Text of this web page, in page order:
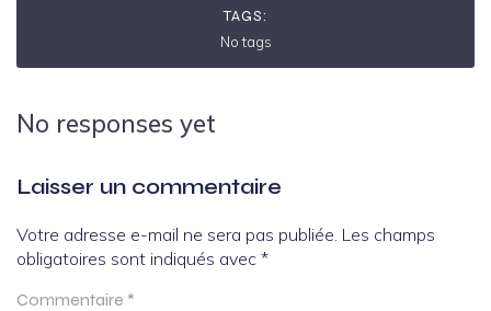
TAGS:
No tags
No responses yet
Laisser un commentaire
Votre adresse e-mail ne sera pas publiée. Les champs
obligatoires sont indiqués avec *
Commentaire *